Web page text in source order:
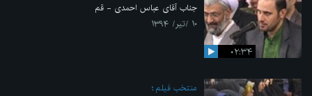
۰۲:۳۴
جناب آقای عباس احمدی - قم
۱۰ /تیر/ ۱۳۹۴
منتخب فیلم